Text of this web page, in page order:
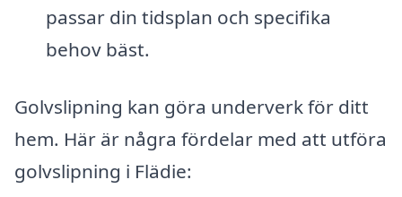
passar din tidsplan och specifika
behov bäst.
Golvslipning kan göra underverk för ditt
hem. Här är några fördelar med att utföra
golvslipning i Flädie: